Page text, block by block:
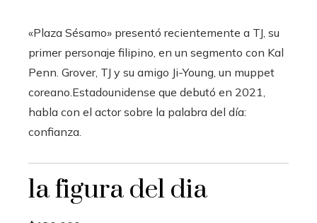
«Plaza Sésamo» presentó recientemente a TJ, su
primer personaje filipino, en un segmento con Kal
Penn. Grover, TJ y su amigo Ji-Young, un muppet
coreano.Estadounidense que debutó en 2021,
habla con el actor sobre la palabra del día:
confianza.
la figura del dia